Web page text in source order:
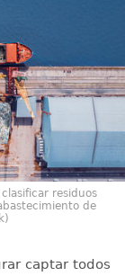
residuos
de
captar todos